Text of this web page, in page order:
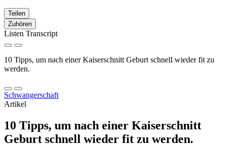
Teilen
Zuhören
Listen Transcript
10 Tipps, um nach einer Kaiserschnitt Geburt schnell wieder fit zu
werden.
Schwangerschaft
Artikel
10 Tipps, um nach einer Kaiserschnitt
Geburt schnell wieder fit zu werden.